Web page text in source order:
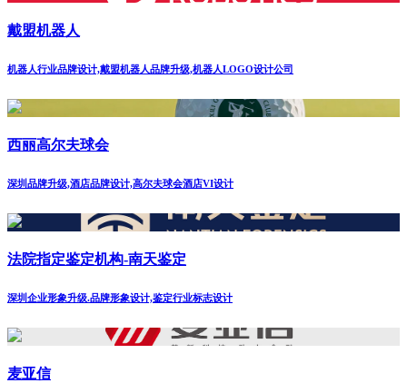
戴盟机器人
机器人行业品牌设计,戴盟机器人品牌升级,机器人LOGO设计公司
西丽高尔夫球会
深圳品牌升级,酒店品牌设计,高尔夫球会酒店VI设计
法院指定鉴定机构-南天鉴定
深圳企业形象升级.品牌形象设计,鉴定行业标志设计
麦亚信